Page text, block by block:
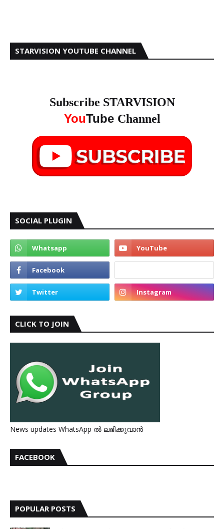
STARVISION YOUTUBE CHANNEL
Subscribe STARVISION
YouTube Channel
SOCIAL PLUGIN
CLICK TO JOIN
News updates WhatsApp ൽ ലഭിക്കുവാൻ
FACEBOOK
POPULAR POSTS